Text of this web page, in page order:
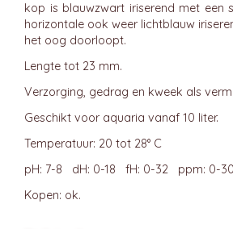
kop is blauwzwart iriserend met een
horizontale ook weer lichtblauw
het oog doorloopt.
Lengte tot 23 mm.
Verzorging, gedrag en kweek als
Geschikt voor aquaria vanaf 10 liter.
Temperatuur: 20 tot 28° C
pH: 7-8 dH: 0-18 fH: 0-32 ppm: 0-
Kopen: ok.